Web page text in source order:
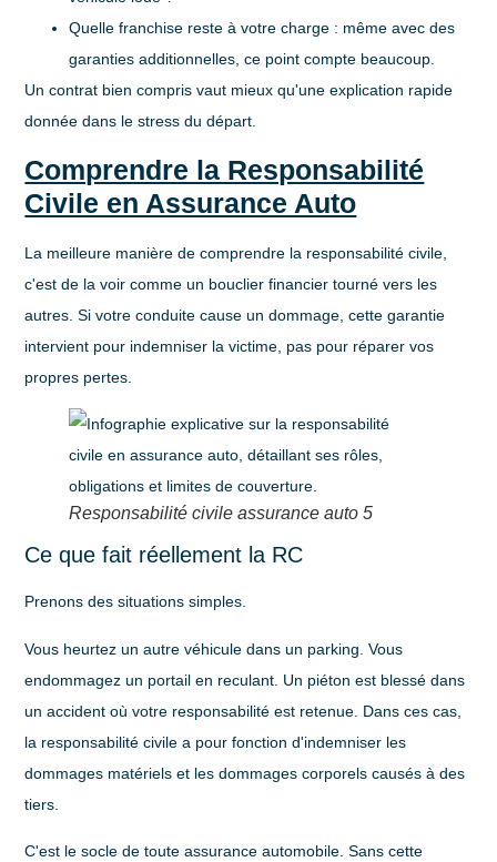
Quelle franchise reste à votre charge : même avec des
garanties additionnelles, ce point compte beaucoup.
Un contrat bien compris vaut mieux qu'une explication rapide
donnée dans le stress du départ.
Comprendre la Responsabilité
Civile en Assurance Auto
La meilleure manière de comprendre la responsabilité civile,
c'est de la voir commeun bouclier financier tourné vers les
autres . Si votre conduite cause un dommage, cette garantie
intervient pour indemniser la victime, pas pour réparer vos
propres pertes.
Responsabilité civile assurance auto 5
Ce que fait réellement la RC
Prenons des situations simples.
Vous heurtez un autre véhicule dans un parking. Vous
endommagez un portail en reculant. Un piéton est blessé dans
un accident où votre responsabilité est retenue. Dans ces cas,
la responsabilité civile a pour fonction d'indemniser les
dommages matériels et lesdommages corporels causés à des
tiers.
C'est le socle de toute assurance automobile. Sans cette